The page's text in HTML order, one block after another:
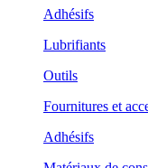
Adhésifs
Lubrifiants
Outils
Fournitures et
Adhésifs